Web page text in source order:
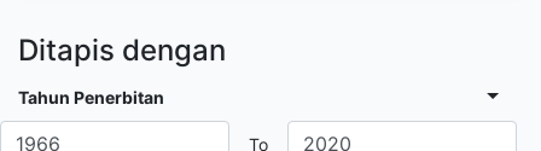
Ditapis dengan
Tahun Penerbitan
To